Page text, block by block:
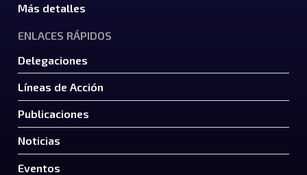
Más detalles
ENLACES RÁPIDOS
Delegaciones
Líneas de Acción
Publicaciones
Noticias
Eventos